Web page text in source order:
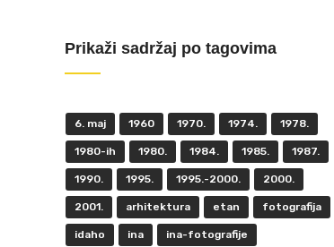
Prikaži sadržaj po tagovima
6. maj 1960 1970. 1974. 1978.
1980-ih 1980. 1984. 1985. 1987.
1990. 1995. 1995.-2000. 2000.
2001. arhitektura etan fotografija
idaho ina ina-fotografije